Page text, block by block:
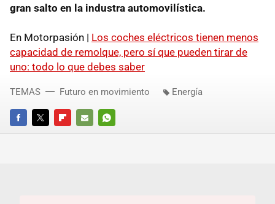
gran salto en la industra automovilística.
En Motorpasión | Los coches eléctricos tienen menos
capacidad de remolque, pero sí que pueden tirar de
uno: todo lo que debes saber
FACEBOOKTWITTERFLIPBOARD
E-
WHATSAPP
TEMAS Futuro en movimiento Energía